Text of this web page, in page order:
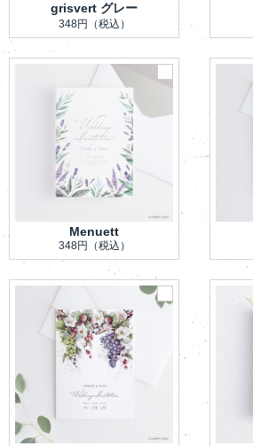
grisvert グレー
348円 （税込）
Menuett
348円 （税込）